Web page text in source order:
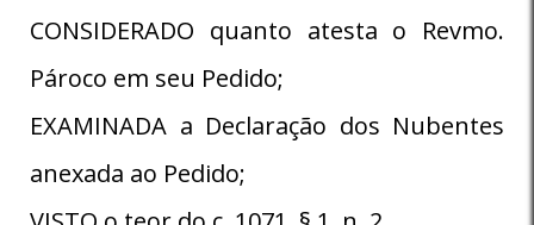
CONSIDERADO quanto atesta o Revmo.
Pároco em seu Pedido;
EXAMINADA a Declaração dos Nubentes
anexada ao Pedido;